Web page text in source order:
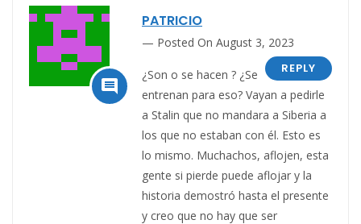

PATRICIO
Posted On August 3, 2023
REPLY
¿Son o se hacen ? ¿Se
entrenan para eso? Vayan a pedirle
a Stalin que no mandara a Siberia a
los que no estaban con él. Esto es
lo mismo. Muchachos, aflojen, esta
gente si pierde puede aflojar y la
historia demostró hasta el presente
y creo que no hay que ser